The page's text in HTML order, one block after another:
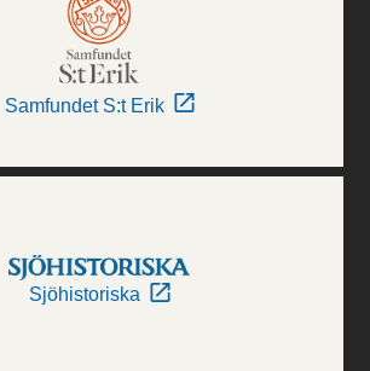
Samfundet S:t Erik
Sjöhistoriska